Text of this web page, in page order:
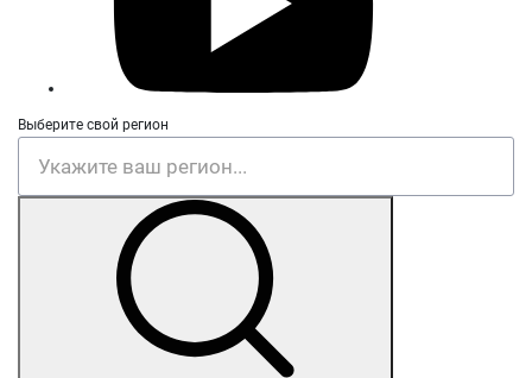
Выберите свой регион